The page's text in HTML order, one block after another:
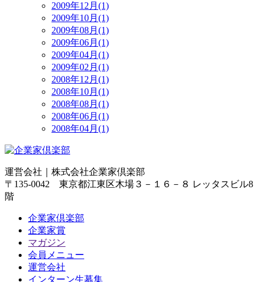
2009年12月(1)
2009年10月(1)
2009年08月(1)
2009年06月(1)
2009年04月(1)
2009年02月(1)
2008年12月(1)
2008年10月(1)
2008年08月(1)
2008年06月(1)
2008年04月(1)
運営会社｜ 株式会社企業家倶楽部
〒135-0042 東京都江東区木場３－１６－８ レッタスビル8
階
企業家倶楽部
企業家賞
マガジン
会員メニュー
運営会社
インターン生募集